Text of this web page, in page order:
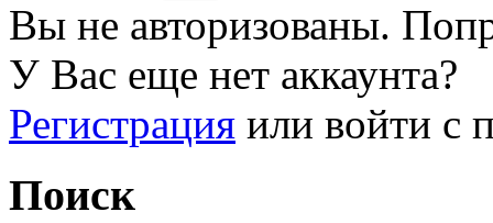
Вы не авторизованы.
У Вас еще нет аккаунта?
Регистрация или войти с
Поиск